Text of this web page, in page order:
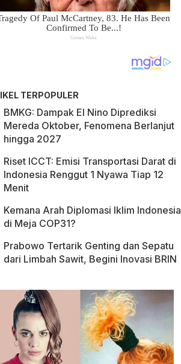
TERPOPULER
BMKG: Dampak El Nino Diprediksi
Mereda Oktober, Fenomena Berlanjut
hingga 2027
Riset ICCT: Emisi Transportasi Darat di
Indonesia Renggut 1 Nyawa Tiap 12
Menit
Kemana Arah Diplomasi Iklim Indonesia
di Meja COP31?
Prabowo Tertarik Genting dan Sepatu
dari Limbah Sawit, Begini Inovasi BRIN